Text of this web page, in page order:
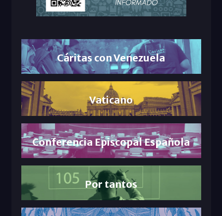
Cáritas con Venezuela
Vaticano
Conferencia Episcopal Española
Por tantos